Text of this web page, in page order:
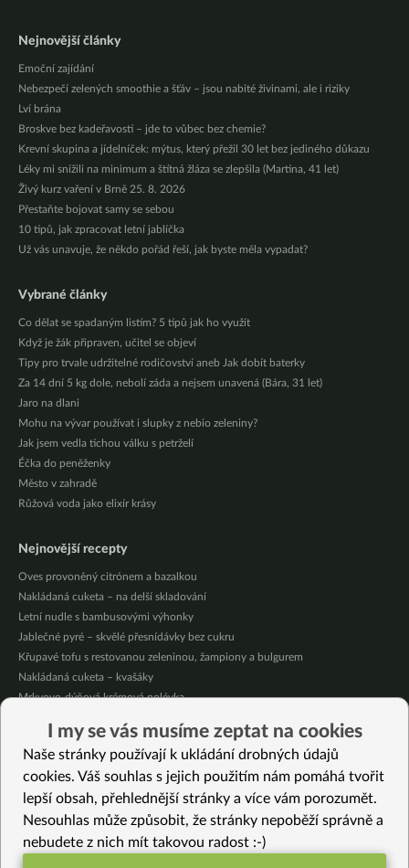
Nejnovější články
Emoční zajídání
Nebezpečí zelených smoothie a šťáv – jsou nabité živinami, ale i riziky
Lví brána
Broskve bez kadeřavosti – jde to vůbec bez chemie?
Krevní skupina a jídelníček: mýtus, který přežil 30 let bez jediného důkazu
Léky mi snížili na minimum a štítná žláza se zlepšila (Martina, 41 let)
Živý kurz vaření v Brně 25. 8. 2026
Přestaňte bojovat samy se sebou
10 tipů, jak zpracovat letní jablíčka
Už vás unavuje, že někdo pořád řeší, jak byste měla vypadat?
Vybrané články
Co dělat se spadaným listím? 5 tipů jak ho využít
Když je žák připraven, učitel se objeví
Tipy pro trvale udržitelné rodičovství aneb Jak dobít baterky
Za 14 dní 5 kg dole, nebolí záda a nejsem unavená (Bára, 31 let)
Jaro na dlani
Mohu na vývar používat i slupky z nebio zeleniny?
Jak jsem vedla tichou válku s petrželí
Éčka do peněženky
Město v zahradě
Růžová voda jako elixír krásy
Nejnovější recepty
Oves provoněný citrónem a bazalkou
Nakládaná cuketa – na delší skladování
Letní nudle s bambusovými výhonky
Jablečné pyré – skvělé přesnídávky bez cukru
Křupavé tofu s restovanou zeleninou, žampiony a bulgurem
Nakládaná cuketa – kvašáky
Mrkvovo-dýňová krémová polévka
Osvěžující čaj s citronovými bylinkami
Nepečený jablečný dort s rybízem
Vybrané recepty
Rychlé bezlepkové halušky ze 3 ingrediencí
Sušenky Garibaldi
I my se vás musíme zeptat na cookies
Naše stránky používají k ukládání drobných údajů
cookies. Váš souhlas s jejich použitím nám pomáhá tvořit
lepší obsah, přehlednější stránky a více vám porozumět.
Nesouhlas může způsobit, že stránky nepoběží správně a
nebudete z nich mít takovou radost :-)